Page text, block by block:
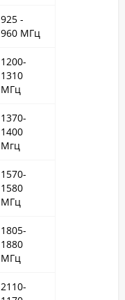
925 -
960 МГц
1200-
1310
МГц
1370-
1400
Мгц
1570-
1580
МГц
1805-
1880
МГц
2110-